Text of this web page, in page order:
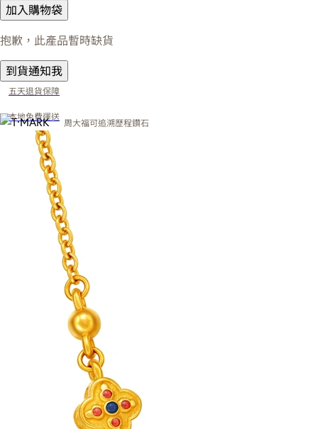
加入購物袋
抱歉，此產品暫時缺貨
到貨通知我
五天退貨保障
本地免費運送
周大福可追溯歷程鑽石